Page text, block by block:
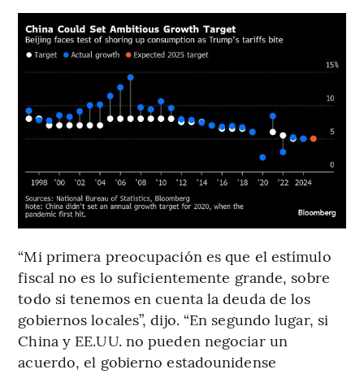
“Mi primera preocupación es que el estímulo
fiscal no es lo suficientemente grande, sobre
todo si tenemos en cuenta la deuda de los
gobiernos locales”, dijo. “En segundo lugar, si
China y EE.UU. no pueden negociar un
acuerdo, el gobierno estadounidense